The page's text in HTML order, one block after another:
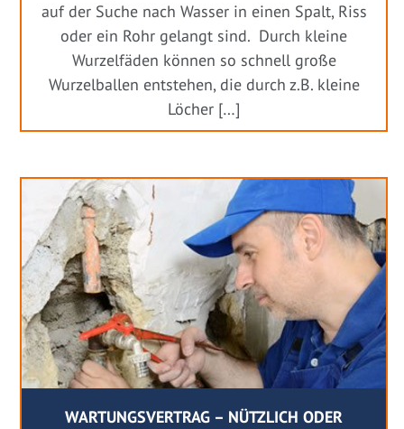
auf der Suche nach Wasser in einen Spalt, Riss
oder ein Rohr gelangt sind. Durch kleine
Wurzelfäden können so schnell große
Wurzelballen entstehen, die durch z.B. kleine
Löcher […]
WARTUNGSVERTRAG – NÜTZLICH ODER